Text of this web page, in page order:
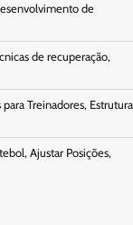
de
de recuperação,
Treinadores, Estrutura
Ajustar Posições,